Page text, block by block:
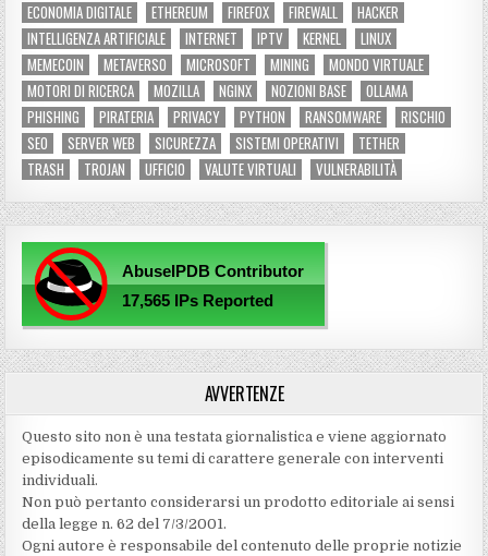
ECONOMIA DIGITALE
ETHEREUM FIREFOX FIREWALL
HACKER
INTELLIGENZA ARTIFICIALE
INTERNET IPTV KERNEL
LINUX
MEMECOIN
METAVERSO MICROSOFT MINING
MONDO VIRTUALE
MOTORI DI RICERCA
MOZILLA NGINX NOZIONI BASE
OLLAMA
PHISHING
PIRATERIA PRIVACY PYTHON RANSOMWARE
RISCHIO
SEO
SERVER WEB SICUREZZA SISTEMI OPERATIVI
TETHER
TRASH
TROJAN UFFICIO VALUTE VIRTUALI VULNERABILITÀ
AVVERTENZE
Questo sito non è una testata giornalistica e viene aggiornato
episodicamente su temi di carattere generale con interventi
individuali.
Non può pertanto considerarsi un prodotto editoriale ai sensi
della legge n. 62 del 7/3/2001.
Ogni autore è responsabile del contenuto delle proprie notizie